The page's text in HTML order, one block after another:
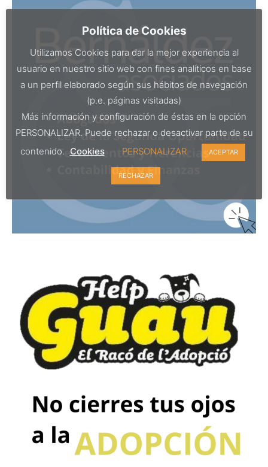
Política de Cookies
Utilizamos Cookies para dar la mejor experiencia al
usuario en nuestro sitio web con fines analíticos en base
a un perfil elaborado según sus hábitos de navegación
(p.e. páginas visitadas)
Más información y configuración de éstas en la opción
PERSONALIZAR. Puede rechazar o desactivar parte de su
contenido. Cookies PERSONALIZAR ACEPTAR
RECHAZAR